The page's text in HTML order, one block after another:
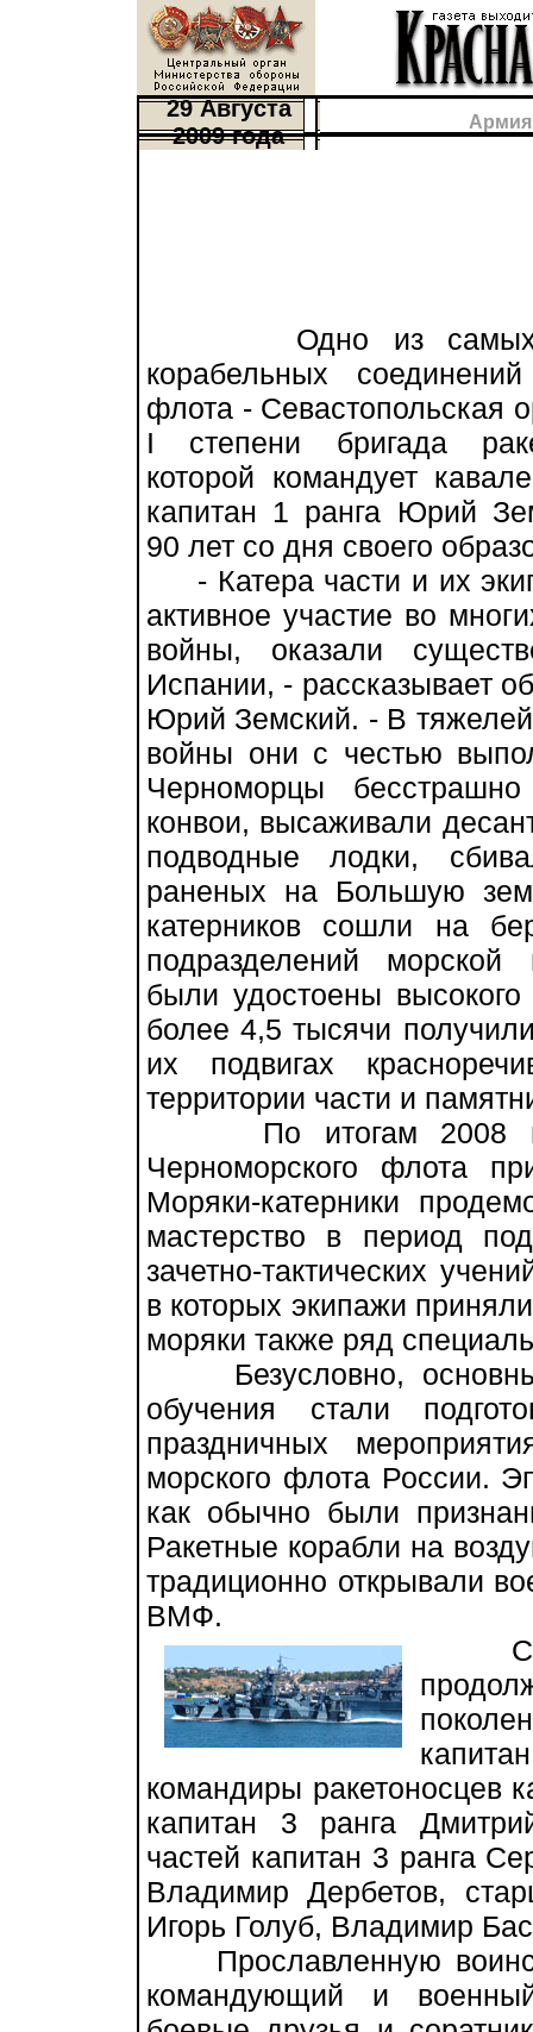
29 Августа
2009 года
Одно из самых
корабельных
флота - Севастопольская
I степени бригада
которой командует
капитан 1 ранга Юрий
90 лет со дня своего
- Катера части и их
активное участие во
войны, оказали
Испании, - рассказывает
Юрий Земский. - В
войны они с честью
Черноморцы
конвои, высаживали
подводные лодки,
раненых на Большую
катерников сошли на
подразделений морской
были удостоены
более 4,5 тысячи
их подвигах
территории части и
По итогам 2008
Черноморского флота
Моряки-катерники
мастерство в период
зачетно-тактических
в которых экипажи
моряки также ряд
Безусловно,
обучения стали
праздничных
морского флота России.
как обычно были
Ракетные корабли на
традиционно открывали
ВМФ.
командиры ракетоносцев
капитан 3 ранга
частей капитан 3 ранга
Владимир Дербетов,
Игорь Голуб, Владимир
Прославленную
командующий и